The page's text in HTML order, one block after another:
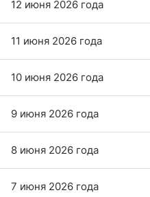
12 июня 2026 года
11 июня 2026 года
10 июня 2026 года
9 июня 2026 года
8 июня 2026 года
7 июня 2026 года